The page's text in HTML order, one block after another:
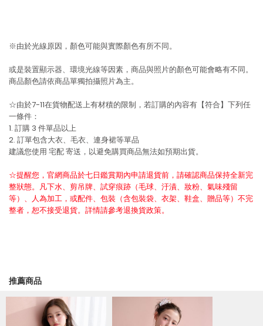
※由於光線原因，顏色可能與實際顏色有所不同。
或是裝置顯示器、環境光線等因素，商品與照片的顏色可能會略有不同。
商品顏色請依商品單獨拍攝照片為主。
☆由於7-11在貨物配送上有材積的限制，若訂購的內容有【符合】下列任
一條件：
1. 訂購 3 件單品以上
2. 訂單包含大衣、毛衣、連身裙等單品
建議您使用 宅配寄送，以避免購買商品無法如預期出貨。
☆提醒您，官網商品於七日鑑賞期內申請退貨前，請確認商品保持全新完
整狀態。凡下水、剪吊牌、試穿痕跡（毛球、汙漬、妝粉、氣味殘留
等）、人為加工，或配件、包裝（含包裝袋、衣架、鞋盒、贈品等）不完
整者，恕不接受退貨。詳情請參考退換貨政策。
推薦商品